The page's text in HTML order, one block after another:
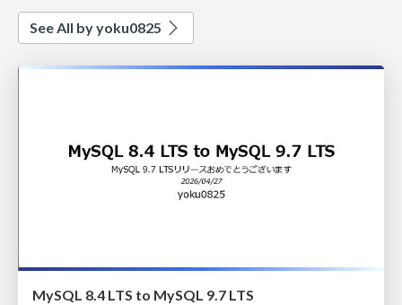
See All by yoku0825
MySQL 8.4 LTS to MySQL 9.7 LTS